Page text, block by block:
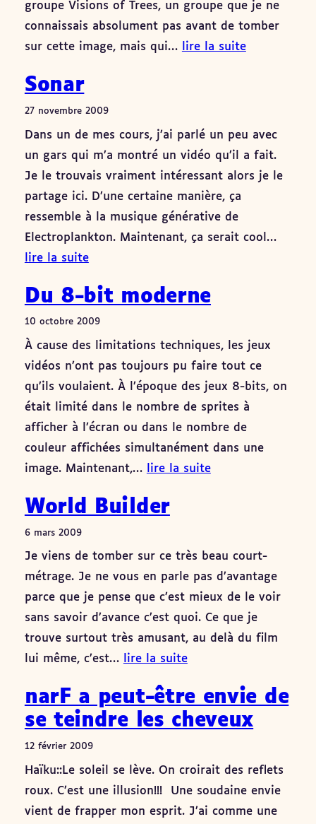
groupe Visions of Trees, un groupe que je ne
connaissais absolument pas avant de tomber
sur cette image, mais qui…
lire la suite
Sonar
27 novembre 2009
Dans un de mes cours, j’ai parlé un peu avec
un gars qui m’a montré un vidéo qu’il a fait.
Je le trouvais vraiment intéressant alors je le
partage ici. D’une certaine manière, ça
ressemble à la musique générative de
Electroplankton. Maintenant, ça serait cool…
lire la suite
Du 8-bit moderne
10 octobre 2009
À cause des limitations techniques, les jeux
vidéos n’ont pas toujours pu faire tout ce
qu’ils voulaient. À l’époque des jeux 8-bits, on
était limité dans le nombre de sprites à
afficher à l’écran ou dans le nombre de
couleur affichées simultanément dans une
image. Maintenant,…
lire la suite
World Builder
6 mars 2009
Je viens de tomber sur ce très beau court-
métrage. Je ne vous en parle pas d’avantage
parce que je pense que c’est mieux de le voir
sans savoir d’avance c’est quoi. Ce que je
trouve surtout très amusant, au delà du film
lui même, c’est…
lire la suite
narF a peut-être envie de
se teindre les cheveux
12 février 2009
Haïku::Le soleil se lève. On croirait des reflets
roux. C’est une illusion!!! Une soudaine envie
vient de frapper mon esprit. J’ai comme une